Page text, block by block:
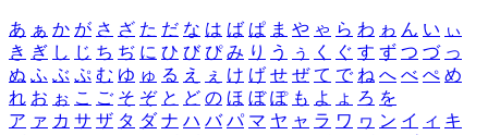
あ ぁ か が さ ざ た だ な は ば ぱ ま や ゃ ら わ ゎ ん い ぃ
き ぎ し じ ち ぢ に ひ び ぴ み り う ぅ く ぐ す ず つ づ っ
ぬ ふ ぶ ぷ む ゆ ゅ る え ぇ け げ せ ぜ て で ね へ べ ぺ め
れ お ぉ こ ご そ ぞ と ど の ほ ぼ ぽ も よ ょ ろ を
ア ァ カ サ ザ タ ダ ナ ハ バ パ マ ヤ ャ ラ ワ ヮ ン イ ィ キ